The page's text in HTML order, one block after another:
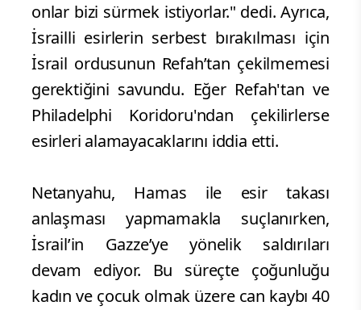
onlar bizi sürmek istiyorlar." dedi. Ayrıca,
İsrailli esirlerin serbest bırakılması için
İsrail ordusunun Refah’tan çekilmemesi
gerektiğini savundu. Eğer Refah'tan ve
Philadelphi Koridoru'ndan çekilirlerse
esirleri alamayacaklarını iddia etti.
Netanyahu, Hamas ile esir takası
anlaşması yapmamakla suçlanırken,
İsrail’in Gazze’ye yönelik saldırıları
devam ediyor. Bu süreçte çoğunluğu
kadın ve çocuk olmak üzere can kaybı 40